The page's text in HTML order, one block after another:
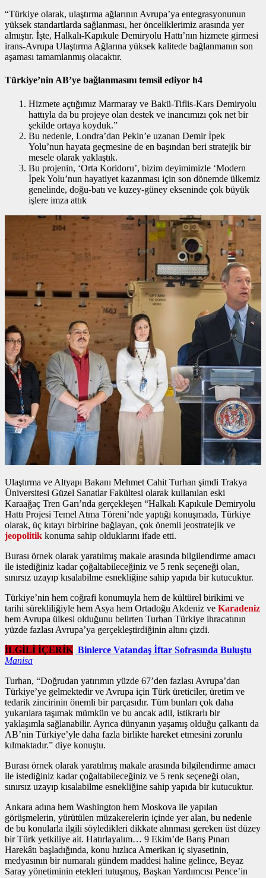
“Türkiye olarak, ulaştırma ağlarının Avrupa’ya entegrasyonunun
yüksek standartlarda sağlanması, her önceliklerimiz arasında yer
almıştır. İşte, Halkalı-Kapıkule Demiryolu Hattı’nın hizmete girmesi
irans-Avrupa Ulaştırma Ağlarına yüksek kalitede bağlanmanın son
aşaması tamamlanmış olacaktır.
Türkiye’nin AB’ye bağlanmasını temsil ediyor h4
Hizmete açtığımız Marmaray ve Bakü-Tiflis-Kars Demiryolu
hattıyla da bu projeye olan destek ve inancımızı çok net bir
şekilde ortaya koyduk.”
Bu nedenle, Londra’dan Pekin’e uzanan Demir İpek
Yolu’nun hayata geçmesine de en başından beri stratejik bir
mesele olarak yaklaştık.
Bu projenin, ‘Orta Koridoru’, bizim deyimimizle ‘Modern
İpek Yolu’nun hayatiyet kazanması için son dönemde ülkemiz
genelinde, doğu-batı ve kuzey-güney ekseninde çok büyük
işlere imza attık
Ulaştırma ve Altyapı Bakanı Mehmet Cahit Turhan şimdi Trakya
Üniversitesi Güzel Sanatlar Fakültesi olarak kullanılan eski
Karaağaç Tren Garı’nda gerçekleşen “Halkalı Kapıkule Demiryolu
Hattı Projesi Temel Atma Töreni’nde yaptığı konuşmada, Türkiye
olarak, üç kıtayı birbirine bağlayan, çok önemli jeostratejik ve
jeopolitik konuma sahip olduklarını ifade etti.
Burası örnek olarak yaratılmış makale arasında bilgilendirme amacı
ile istediğiniz kadar çoğaltabileceğiniz ve 5 renk seçeneği olan,
sınırsız uzayıp kısalabilme esnekliğine sahip yapıda bir kutucuktur.
Türkiye’nin hem coğrafi konumuyla hem de kültürel birikimi ve
tarihi sürekliliğiyle hem Asya hem Ortadoğu Akdeniz ve Karadeniz
hem Avrupa ülkesi olduğunu belirten Turhan Türkiye ihracatının
yüzde fazlası Avrupa’ya gerçekleştirdiğinin altını çizdi.
İLGİLİ İÇERİK Binlerce Vatandaş İftar Sofrasında Buluştu
Manisa
Turhan, “Doğrudan yatırımın yüzde 67’den fazlası Avrupa’dan
Türkiye’ye gelmektedir ve Avrupa için Türk üreticiler, üretim ve
tedarik zincirinin önemli bir parçasıdır. Tüm bunları çok daha
yukarılara taşımak mümkün ve bu ancak adil, istikrarlı bir
yaklaşımla sağlanabilir. Ayrıca dünyanın yaşamış olduğu çalkantı da
AB’nin Türkiye’yle daha fazla birlikte hareket etmesini zorunlu
kılmaktadır.” diye konuştu.
Burası örnek olarak yaratılmış makale arasında bilgilendirme amacı
ile istediğiniz kadar çoğaltabileceğiniz ve 5 renk seçeneği olan,
sınırsız uzayıp kısalabilme esnekliğine sahip yapıda bir kutucuktur.
Ankara adına hem Washington hem Moskova ile yapılan
görüşmelerin, yürütülen müzakerelerin içinde yer alan, bu nedenle
de bu konularla ilgili söyledikleri dikkate alınması gereken üst düzey
bir Türk yetkiliye ait. Hatırlayalım… 9 Ekim’de Barış Pınarı
Harekâtı başladığında, konu hızlıca Amerikan iç siyasetinin,
medyasının bir numaralı gündem maddesi haline gelince, Beyaz
Saray yönetiminin etekleri tutuşmuş, Başkan Yardımcısı Pence’in